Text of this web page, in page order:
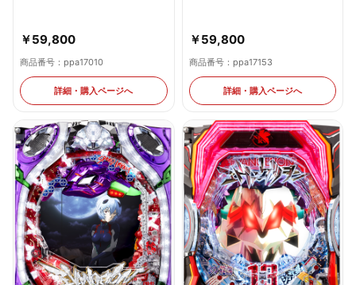
￥59,800
商品番号：ppa17010
詳細・購入ページへ
￥59,800
商品番号：ppa17153
詳細・購入ページへ